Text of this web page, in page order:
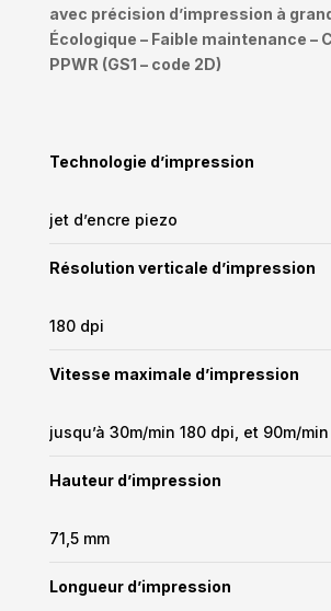
avec précision d’impression à
Écologique – Faible maintenance –
PPWR (GS1 – code 2D)
Technologie d’impression
jet d’encre piezo
Résolution verticale d’impression
180 dpi
Vitesse maximale d’impression
jusqu’à 30m/min 180 dpi, et 90m/
Hauteur d’impression
71,5 mm
Longueur d’impression